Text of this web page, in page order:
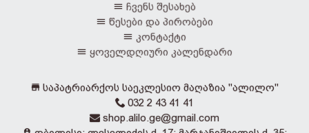
ჩვენს შესახებ
წესები და პირობები
კონტაქტი
ყოველდღიური კალენდარი
საპატრიარქოს საეკლესიო მაღაზია "ალილო"
032 2 43 41 41
shop.alilo.ge@gmail.com